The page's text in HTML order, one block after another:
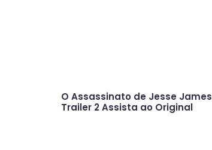
O Assassinato de Jesse James
Trailer 2 Assista ao Original